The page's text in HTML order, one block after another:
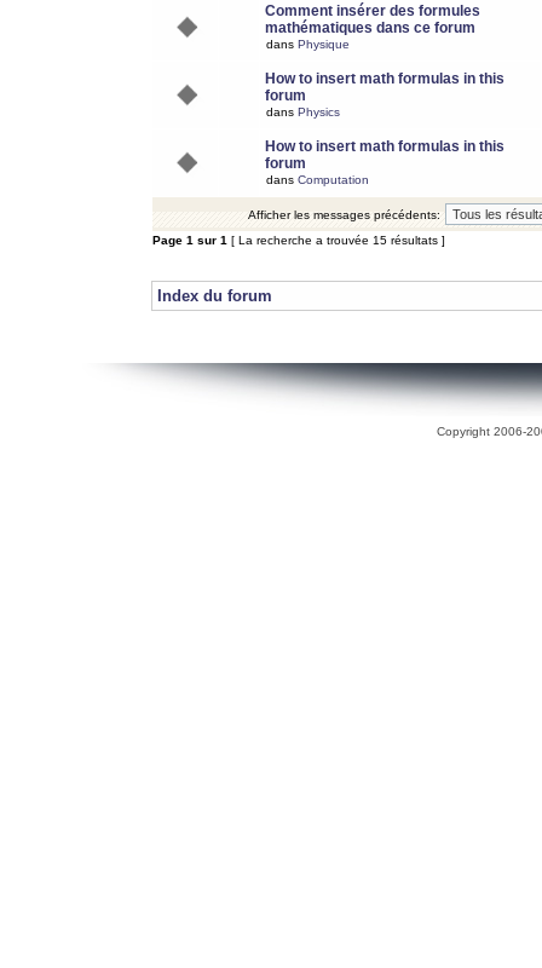
Comment insérer des formules
mathématiques dans ce forum
dans Physique
How to insert math formulas in this
forum
dans Physics
How to insert math formulas in this
forum
dans Computation
Afficher les messages précédents:
Page 1 sur 1 [ La recherche a trouvée 15 résultats ]
Index du forum
Copyright 2006-